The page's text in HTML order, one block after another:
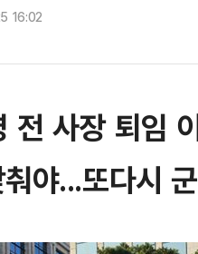
16:02
전 사장 퇴임
야...또다시